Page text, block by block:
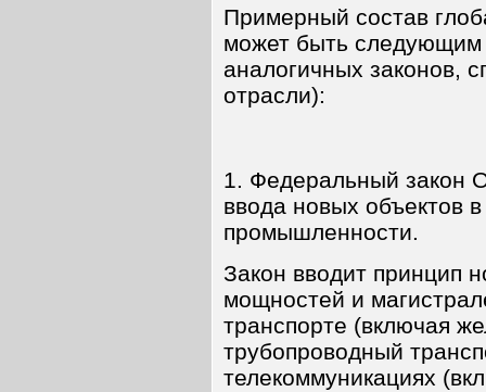
Примерный состав
может быть
аналогичных законов,
отрасли):
1. Федеральный закон
ввода новых объектов
промышленности.
Закон вводит принцип
мощностей и
транспорте (включая
трубопроводный
телекоммуникациях